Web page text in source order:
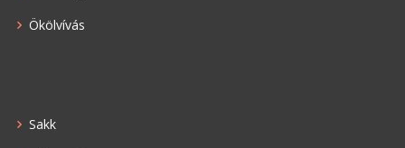
Ökölvívás
Sakk